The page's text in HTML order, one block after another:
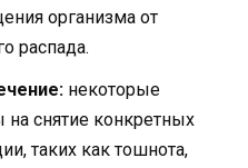
организма от
распада.
некоторые
снятие конкретных
таких как тошнота,